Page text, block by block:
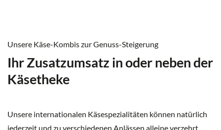
Unsere Käse-Kombis zur Genuss-Steigerung
Ihr Zusatzumsatz in oder neben der
Käsetheke
Unsere internationalen Käsespezialitäten können natürlich
jederzeit und zu verschiedenen Anlässen alleine verzehrt